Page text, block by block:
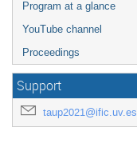
Program at a glance
YouTube channel
Proceedings
Support
taup2021@ific.uv.es